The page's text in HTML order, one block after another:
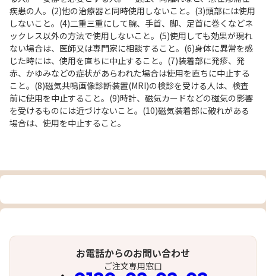
疾患の人。(2)他の治療器と同時使用しないこと。(3)頭部には使用
しないこと。(4)二重三重にして腕、手首、脚、足首に巻くなどネ
ックレス以外の方法で使用しないこと。(5)使用しても効果が現れ
ない場合は、医師又は専門家に相談すること。(6)身体に異常を感
じた時には、使用を直ちに中止すること。(7)装着部に発疹、発
赤、かゆみなどの症状があらわれた場合は使用を直ちに中止する
こと。(8)磁気共鳴画像診断装置(MRI)の検診を受ける人は、検査
前に使用を中止すること。(9)時計、磁気カードなどの磁気の影響
を受けるものには近づけないこと。(10)磁気装着部に破れがある
場合は、使用を中止すること。
お電話からのお問い合わせ
ご注文専用窓口